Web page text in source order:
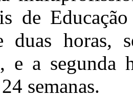
de
duas horas,
e a segunda
semanas.